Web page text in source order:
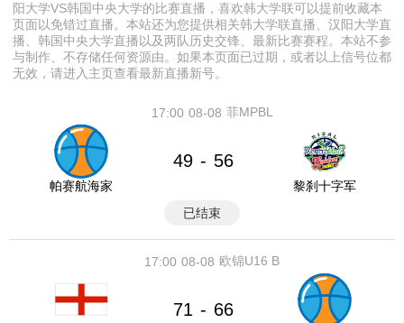
阳大学VS韩国中央大学的比赛直播，喜欢韩大学联可以提前收藏本
页面以免错过直播。本站还为您提供相关韩大学联直播、汉阳大学直
播、韩国中央大学直播以及两队历史交锋、最新比赛赛程。本站不参
与制作、不存储任何资源由。如果本页面已过期，或者以上信号位都
无效，请进入主页查看最新直播新号。
08-08
17:00 菲MPBL
帕赛航海家
49 - 56
黎刹十字军
已结束
08-08
17:00 欧锦U16 B
71 - 66